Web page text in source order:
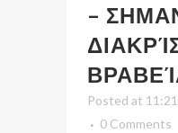
–
Posted at
0 Comments